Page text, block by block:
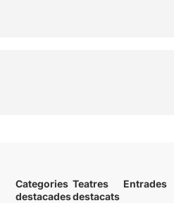
Categories
destacades
Teatres
destacats
Entrades